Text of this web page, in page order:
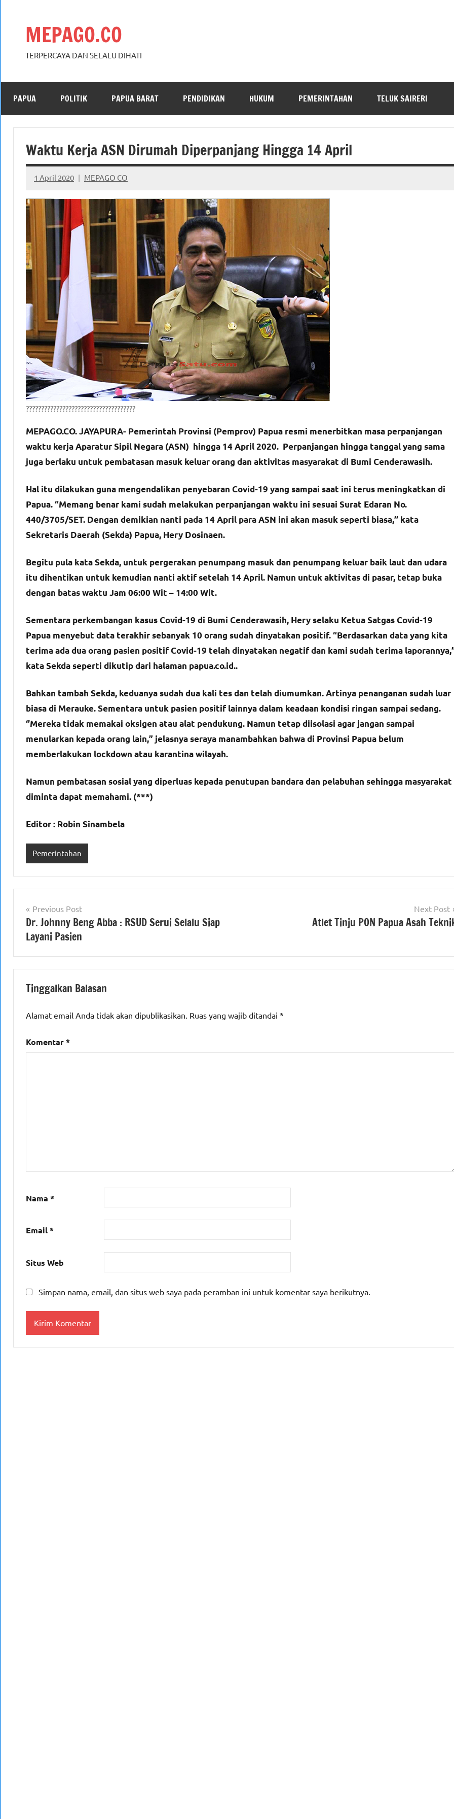
MEPAGO.CO
TERPERCAYA DAN SELALU DIHATI
PAPUA POLITIK PAPUA BARAT PENDIDIKAN HUKUM PEMERINTAHAN TELUK SAIRERI
Waktu Kerja ASN Dirumah Diperpanjang Hingga 14 April
1 April 2020 MEPAGO CO
No
comments
????????????????????????????????????
MEPAGO.CO. JAYAPURA- Pemerintah Provinsi (Pemprov) Papua resmi menerbitkan masa perpanjangan
waktu kerja Aparatur Sipil Negara (ASN) hingga 14 April 2020. Perpanjangan hingga tanggal yang sama
juga berlaku untuk pembatasan masuk keluar orang dan aktivitas masyarakat di Bumi Cenderawasih.
Hal itu dilakukan guna mengendalikan penyebaran Covid-19 yang sampai saat ini terus meningkatkan di
Papua. “Memang benar kami sudah melakukan perpanjangan waktu ini sesuai Surat Edaran No.
440/3705/SET. Dengan demikian nanti pada 14 April para ASN ini akan masuk seperti biasa,’’ kata
Sekretaris Daerah (Sekda) Papua, Hery Dosinaen.
Begitu pula kata Sekda, untuk pergerakan penumpang masuk dan penumpang keluar baik laut dan udara
itu dihentikan untuk kemudian nanti aktif setelah 14 April. Namun untuk aktivitas di pasar, tetap buka
dengan batas waktu Jam 06:00 Wit – 14:00 Wit.
Sementara perkembangan kasus Covid-19 di Bumi Cenderawasih, Hery selaku Ketua Satgas Covid-19
Papua menyebut data terakhir sebanyak 10 orang sudah dinyatakan positif. “Berdasarkan data yang kita
terima ada dua orang pasien positif Covid-19 telah dinyatakan negatif dan kami sudah terima
kata Sekda seperti dikutip dari halaman papua.co.id..
Bahkan tambah Sekda, keduanya sudah dua kali tes dan telah diumumkan. Artinya penanganan sudah luar
biasa di Merauke. Sementara untuk pasien positif lainnya dalam keadaan kondisi ringan sampai sedang.
‘’Mereka tidak memakai oksigen atau alat pendukung. Namun tetap diisolasi agar jangan sampai
menularkan kepada orang lain,” jelasnya seraya manambahkan bahwa di Provinsi Papua belum
memberlakukan lockdown atau karantina wilayah.
Namun pembatasan sosial yang diperluas kepada penutupan bandara dan pelabuhan sehingga masyarakat
diminta dapat memahami. (***)
Editor : Robin Sinambela
Pemerintahan
Navigasi
pos
Previous Post
Dr. Johnny Beng Abba : RSUD Serui Selalu Siap
Layani Pasien
Next Post
Atlet Tinju PON Papua Asah
Tinggalkan Balasan
Alamat email Anda tidak akan dipublikasikan. Ruas yang wajib ditandai *
Komentar*
Nama *
Email*
Situs Web
Simpan nama, email, dan situs web saya pada peramban ini untuk komentar saya berikutnya.